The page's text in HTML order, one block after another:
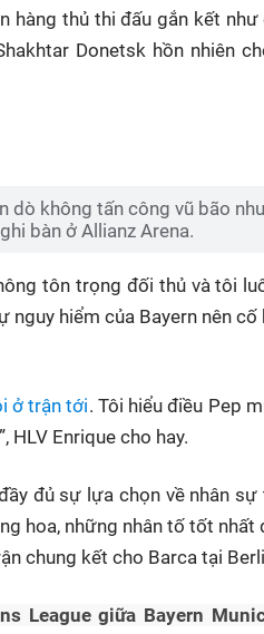
hàng thủ thi đấu gắn kết
Donetsk hồn nhiên
dò không tấn công vũ bão
ghi bàn ở Allianz Arena.
tôn trọng đối thủ và tôi
nguy hiểm của Bayern nên
ở trận tới. Tôi hiểu điều Pep
HLV Enrique cho hay.
đủ sự lựa chọn về nhân
hoa, những nhân tố tốt nhất
chung kết cho Barca tại
League giữa Bayern